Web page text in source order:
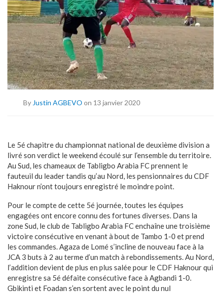
By Justin AGBEVO on 13 janvier 2020
Le 5é chapitre du championnat national de deuxième division a
livré son verdict le weekend écoulé sur l’ensemble du territoire.
Au Sud, les chameaux de Tabligbo Arabia FC prennent le
fauteuil du leader tandis qu’au Nord, les pensionnaires du CDF
Haknour n’ont toujours enregistré le moindre point.
Pour le compte de cette 5é journée, toutes les équipes
engagées ont encore connu des fortunes diverses. Dans la
zone Sud, le club de Tabligbo Arabia FC enchaîne une troisième
victoire consécutive en venant à bout de Tambo 1-0 et prend
les commandes. Agaza de Lomé s’incline de nouveau face à la
JCA 3 buts à 2 au terme d’un match à rebondissements. Au Nord,
l’addition devient de plus en plus salée pour le CDF Haknour qui
enregistre sa 5é défaite consécutive face à Agbandi 1-0.
Gbikinti et Foadan s’en sortent avec le point du nul